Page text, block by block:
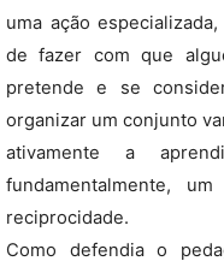
uma ação
de fazer com que
pretende e se
organizar um conjunto
ativamente a
fundamentalmente,
reciprocidade.
Como defendia o